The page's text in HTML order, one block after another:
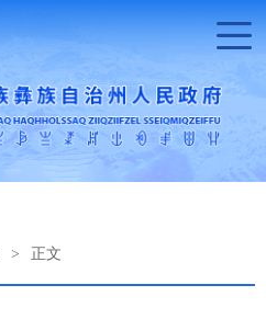
> 正文